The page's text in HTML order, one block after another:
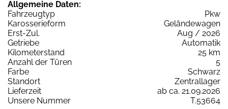
Allgemeine Daten:
Fahrzeugtyp
Pkw
Karosserieform
Geländewagen
Erst-Zul.
Aug / 2026
Getriebe
Automatik
Kilometerstand
25 km
Anzahl der Türen
5
Farbe
Schwarz
Standort
Zentrallager
Lieferzeit
ab ca. 21.09.2026
Unsere Nummer
T.53664